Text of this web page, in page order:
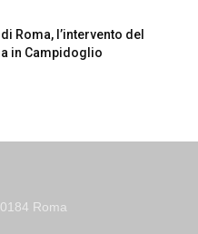
Roma, l’intervento del
in Campidoglio
Roma